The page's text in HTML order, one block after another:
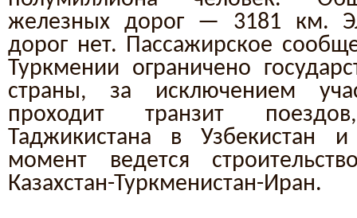
железных дорог — 3181 км.
дорог нет. Пассажирское
Туркмении ограничено
страны, за исключением
проходит транзит
Таджикистана в
момент ведется
Казахстан-Туркменистан-Иран.